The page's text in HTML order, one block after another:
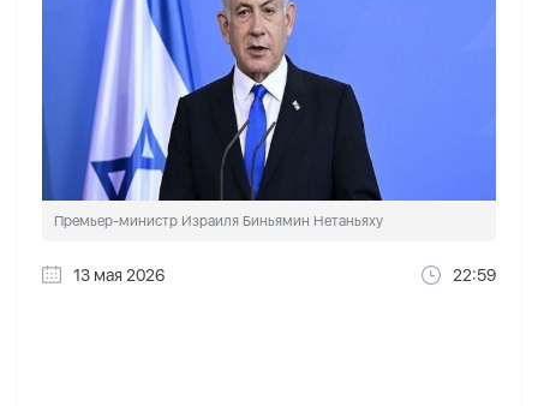
Премьер-министр Израиля Биньямин Нетаньяху
13 мая 2026 22:59